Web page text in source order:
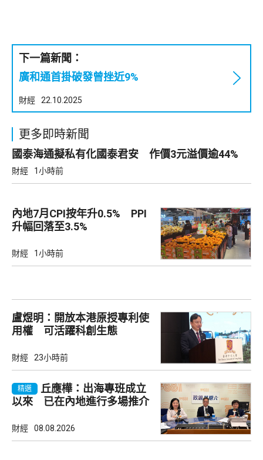
下一篇新聞：
廣和通首掛破發曾挫近9%
財經 22.10.2025
更多即時新聞
國泰海通擬私有化國泰君安 作價3元溢價逾44%
財經 1小時前
內地7月CPI按年升0.5% PPI
升幅回落至3.5%
財經 1小時前
盧煜明：開放本港原授專利使
用權 可活躍科創生態
財經 23小時前
精選
丘應樺：出海專班成立
以來 已在內地進行多場推介
財經 08.08.2026